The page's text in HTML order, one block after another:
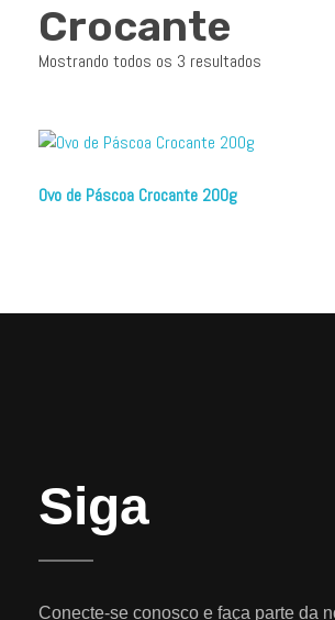
Crocante
Mostrando todos os 3 resultados
Ovo de Páscoa Crocante 200g
Siga
Conecte-se conosco e faça parte da